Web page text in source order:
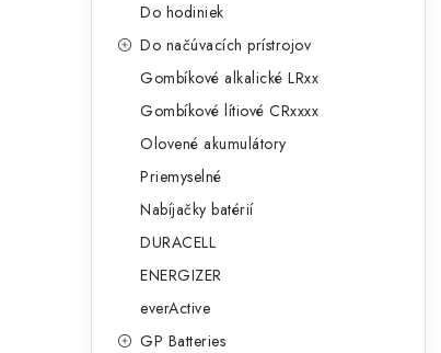
Do hodiniek
Do načúvacích prístrojov
Gombíkové alkalické LRxx
Gombíkové lítiové CRxxxx
Olovené akumulátory
Priemyselné
Nabíjačky batérií
DURACELL
ENERGIZER
everActive
GP Batteries